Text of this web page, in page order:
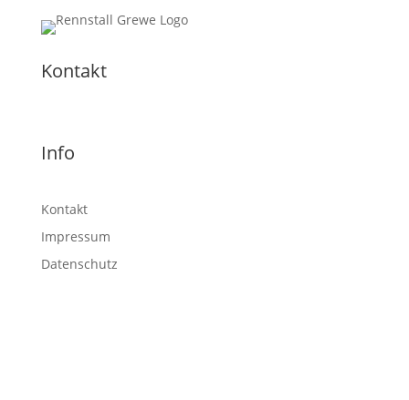
Kontakt
Info
Kontakt
Impressum
Datenschutz